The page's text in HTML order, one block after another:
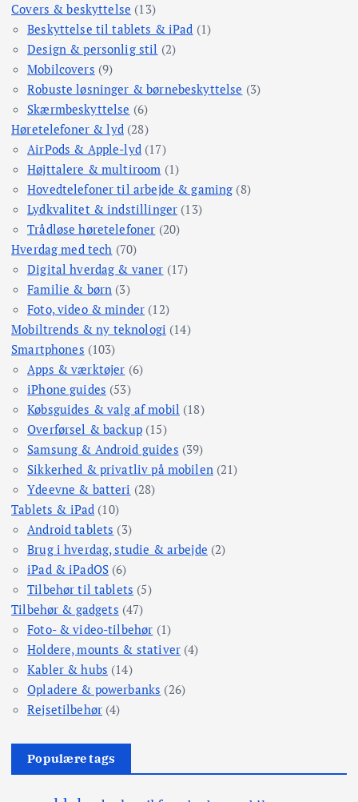
Covers & beskyttelse (13)
Beskyttelse til tablets & iPad (1)
Design & personlig stil (2)
Mobilcovers (9)
Robuste løsninger & børnebeskyttelse (3)
Skærmbeskyttelse (6)
Høretelefoner & lyd(28)
AirPods & Apple-lyd(17)
Højttalere & multiroom (1)
Hovedtelefoner til arbejde & gaming (8)
Lydkvalitet & indstillinger (13)
Trådløse høretelefoner (20)
Hverdag med tech (70)
Digital hverdag & vaner (17)
Familie & børn (3)
Foto, video & minder (12)
Mobiltrends & ny teknologi (14)
Smartphones (103)
Apps & værktøjer (6)
iPhone guides (53)
Købsguides & valg af mobil (18)
Overførsel & backup(15)
Samsung & Android guides (39)
Sikkerhed & privatliv på mobilen(21)
Ydeevne & batteri (28)
Tablets & iPad (10)
Android tablets (3)
Brug i hverdag, studie & arbejde (2)
iPad & iPadOS (6)
Tilbehør til tablets (5)
Tilbehør & gadgets (47)
Foto- & video-tilbehør (1)
Holdere, mounts & stativer(4)
Kabler & hubs (14)
Opladere & powerbanks (26)
Rejsetilbehør (4)
Populære tags